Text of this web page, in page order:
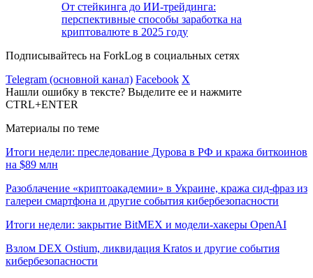
От стейкинга до ИИ-трейдинга:
перспективные способы заработка на
криптовалюте в 2025 году
Подписывайтесь на ForkLog в социальных сетях
Telegram (основной канал) Facebook X
Нашли ошибку в тексте? Выделите ее и нажмите
CTRL+ENTER
Материалы по теме
Итоги недели: преследование Дурова в РФ и кража биткоинов
на $89 млн
Разоблачение «криптоакадемии» в Украине, кража сид-фраз из
галереи смартфона и другие события кибербезопасности
Итоги недели: закрытие BitMEX и модели-хакеры OpenAI
Взлом DEX Ostium, ликвидация Kratos и другие события
кибербезопасности